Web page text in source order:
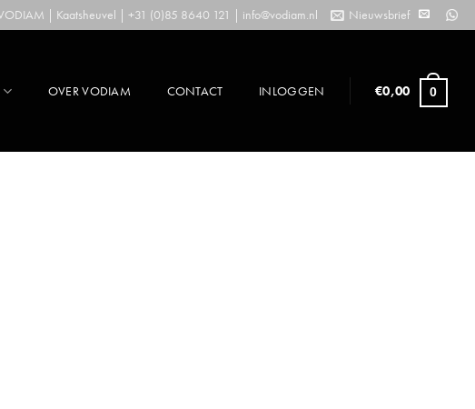
| Kaatsheuvel | +31 (0)85 8640 121 | info@vodiam.nl Nieuwsbrief
OVER VODIAM CONTACT INLOGGEN €0,00 0